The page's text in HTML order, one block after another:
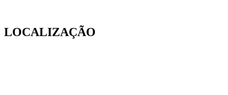
LOCALIZAÇÃO